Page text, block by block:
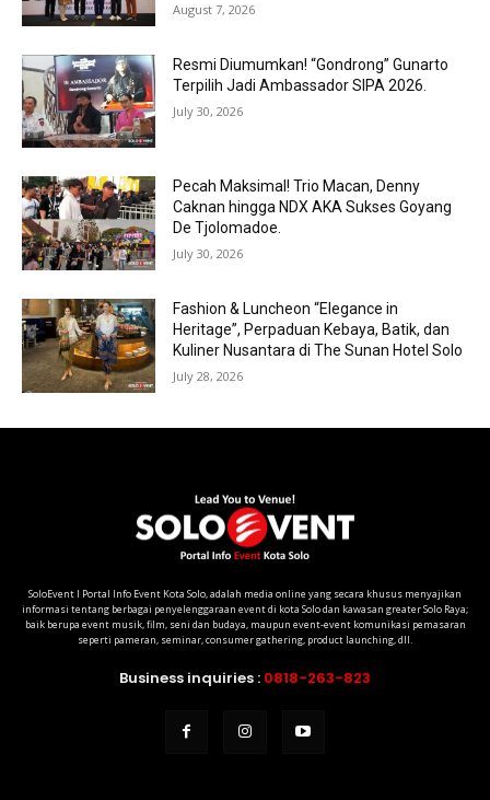
August 7, 2026
Resmi Diumumkan! “Gondrong” Gunarto
Terpilih Jadi Ambassador SIPA 2026.
July 30, 2026
Pecah Maksimal! Trio Macan, Denny
Caknan hingga NDX AKA Sukses Goyang
De Tjolomadoe.
July 30, 2026
Fashion & Luncheon “Elegance in
Heritage”, Perpaduan Kebaya, Batik, dan
Kuliner Nusantara di The Sunan Hotel Solo
July 28, 2026
SoloEvent I Portal Info Event Kota Solo, adalah media online yang secara khusus menyajikan
informasi tentang berbagai penyelenggaraan event di kota Solo dan kawasan greater Solo Raya;
baik berupa event musik, film, seni dan budaya, maupun event-event komunikasi pemasaran
seperti pameran, seminar, consumer gathering, product launching, dll.
Business inquiries : 0818-263-823